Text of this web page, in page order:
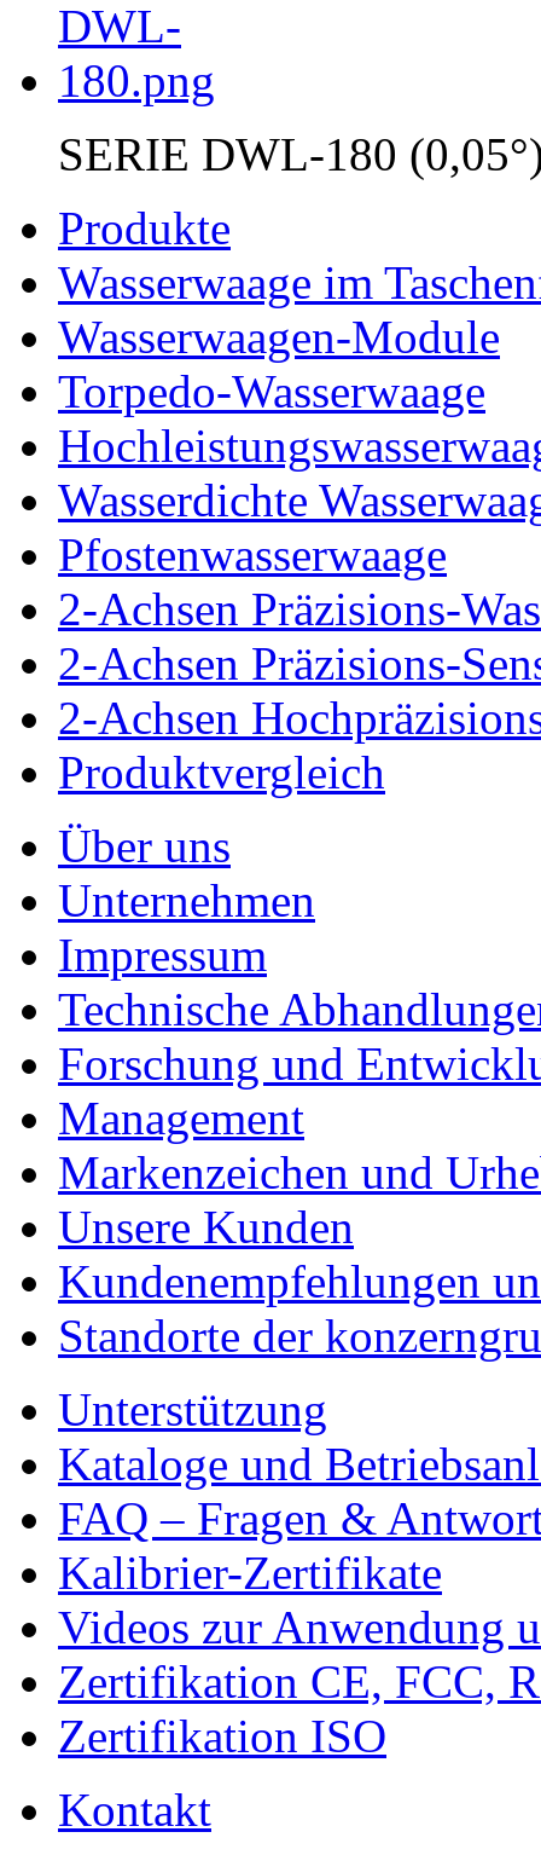
SERIE DWL-180
Produkte
Wasserwaage im
Wasserwaagen-Module
Torpedo-Wasserwaage
Wasserdichte
Pfostenwasserwaage
2-Achsen Präzisions-
2-Achsen Präzisions-
2-Achsen
Produktvergleich
Über uns
Unternehmen
Impressum
Technische
Forschung und
Management
Markenzeichen und
Unsere Kunden
Kundenempfehlungen
Standorte der
Unterstützung
Kataloge und
FAQ – Fragen &
Kalibrier-Zertifikate
Videos zur Anwendung
Zertifikation CE, FCC,
Zertifikation ISO
Kontakt